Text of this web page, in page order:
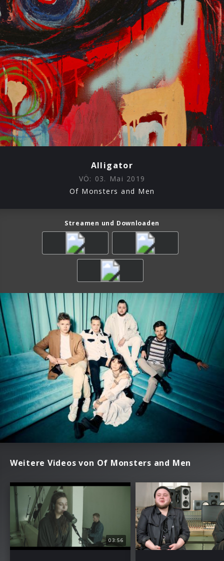
Alligator
VÖ: 03. Mai 2019
Of Monsters and Men
Streamen und Downloaden
Weitere Videos von Of Monsters and Men
03:56